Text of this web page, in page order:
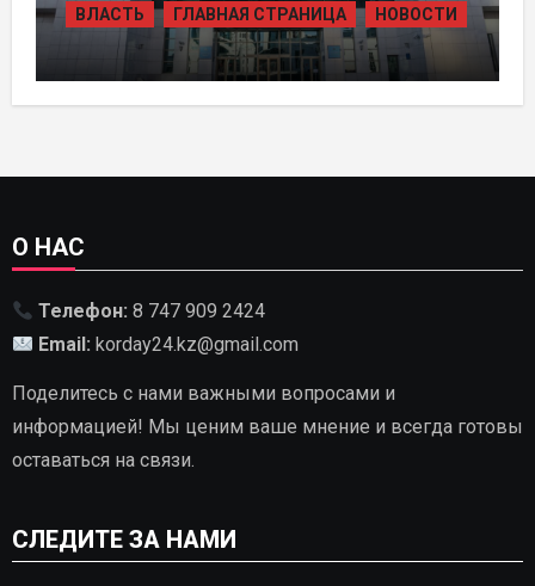
ВЛАСТЬ ГЛАВНАЯ СТРАНИЦА НОВОСТИ
В КАЗАХСТАНЕ УТВЕРЖДЕН ПЛАН
РАЗВИТИЯ ГИДРОЭНЕРГЕТИКИ ДО
О НАС
Телефон: 8 747 909 2424
Email: korday24.kz@gmail.com
Поделитесь с нами важными вопросами и
информацией! Мы ценим ваше мнение и всегда готовы
оставаться на связи.
СЛЕДИТЕ ЗА НАМИ